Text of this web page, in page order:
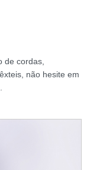
de cordas,
não hesite em